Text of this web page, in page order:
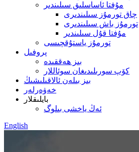
مۇفتا ئاساسلىق سىلىندىر
چاق تورمۇز سىلىندىرى
تورمۇز باش سىلىندىرى
مۇفتا قۇل سىلىندىر
تورمۇز ياستۇقچىسى
پروفىل
بىز ھەققىدە
كۆپ سورىلىدىغان سوئاللار
بىز بىلەن ئالاقىلىشىڭ
خەۋەرلەر
بايلىقلار
ئەڭ ياخشى بىلوگ
English